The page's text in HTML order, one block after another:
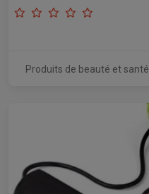
Produits de beauté et santé